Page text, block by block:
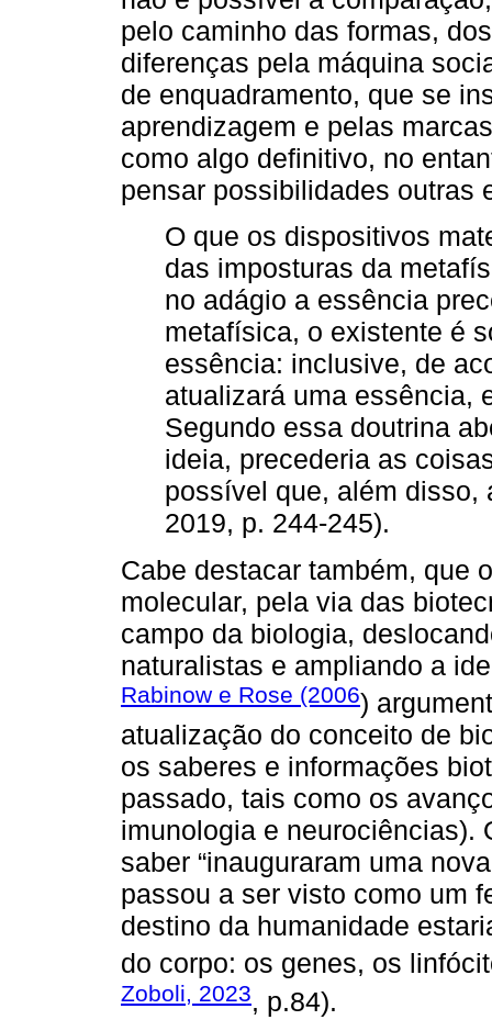
pelo caminho das formas,
diferenças pela máquina
de enquadramento, que se
aprendizagem e pelas
como algo definitivo, no
pensar possibilidades outras
O que os dispositivos
das imposturas da
no adágio a essência
metafísica, o existente é
essência: inclusive, de
atualizará uma essência,
Segundo essa doutrina
ideia, precederia as
possível que, além disso,
2019, p. 244-245).
Cabe destacar também, que
molecular, pela via das
campo da biologia,
naturalistas e ampliando a
Rabinow e Rose (2006)
atualização do conceito de
os saberes e informações
passado, tais como os
imunologia e neurociências).
saber “inauguraram uma
passou a ser visto como um
destino da humanidade
do corpo: os genes, os
Zoboli, 2023, p.84).